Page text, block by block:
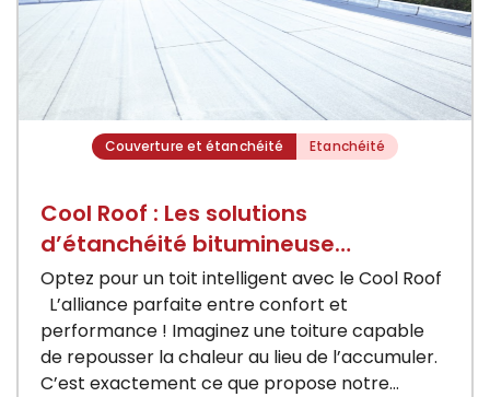
Couverture et étanchéité Etanchéité
Cool Roof : Les solutions
d’étanchéité bitumineuse
réflectives
Optez pour un toit intelligent avec le Cool Roof
L’alliance parfaite entre confort et
performance ! Imaginez une toiture capable
de repousser la chaleur au lieu de l’accumuler.
C’est exactement ce que propose notre…